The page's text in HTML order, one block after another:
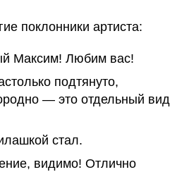
поклонники артиста:
Максим! Любим вас!
подтянуто,
— это отдельный вид
стал.
видимо! Отлично